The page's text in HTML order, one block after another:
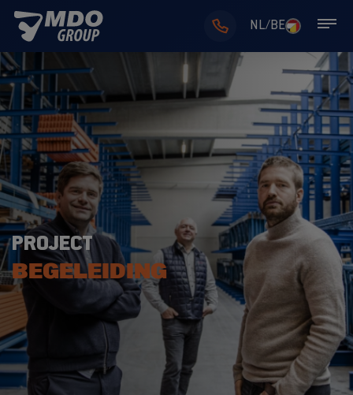
NL/BE
PROJECT
BEGELEIDING